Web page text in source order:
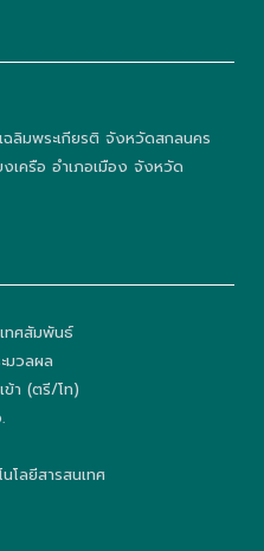
ฉลิมพระเกียรติ จังหวัดสกลนคร
เครือ อำเภอเมือง จังหวัด
ทศสัมพันธ์
มวลผล
ข้า (ตรี/โท)
ลยีสารสนเทศ